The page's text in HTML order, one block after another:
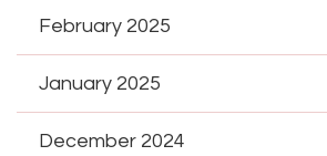
February 2025
January 2025
December 2024